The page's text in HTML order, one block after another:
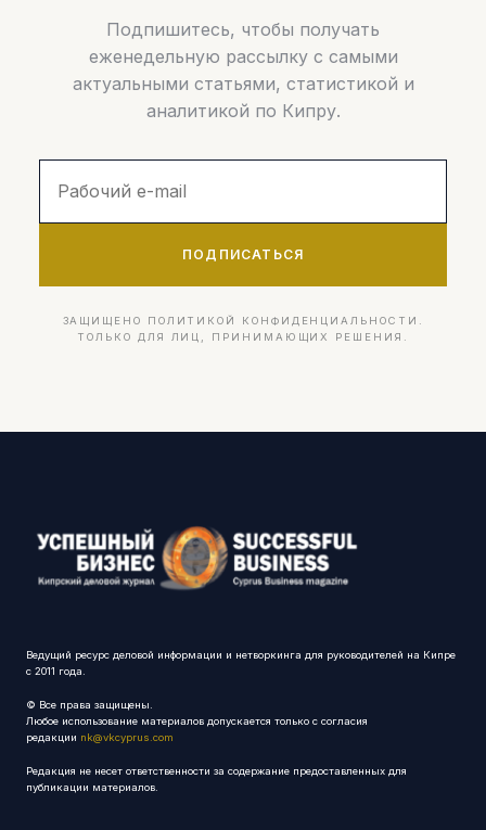
Подпишитесь, чтобы получать
еженедельную рассылку с самыми
актуальными статьями, статистикой и
аналитикой по Кипру.
ПОДПИСАТЬСЯ
ЗАЩИЩЕНО ПОЛИТИКОЙ КОНФИДЕНЦИАЛЬНОСТИ.
ТОЛЬКО ДЛЯ ЛИЦ, ПРИНИМАЮЩИХ РЕШЕНИЯ.
Ведущий ресурс деловой информации и нетворкинга для руководителей на Кипре
с 2011 года.
© Все права защищены.
Любое использование материалов допускается только с согласия
редакции nk@vkcyprus.com
Редакция не несет ответственности за содержание предоставленных для
публикации материалов.